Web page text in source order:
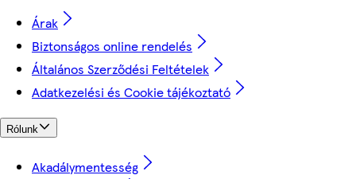
Árak
Biztonságos online rendelés
Általános Szerződési Feltételek
Adatkezelési és Cookie tájékoztató
Rólunk
Akadálymentesség